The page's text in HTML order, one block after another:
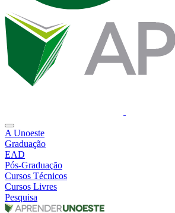
A Unoeste
Graduação
EAD
Pós-Graduação
Cursos Técnicos
Cursos Livres
Pesquisa